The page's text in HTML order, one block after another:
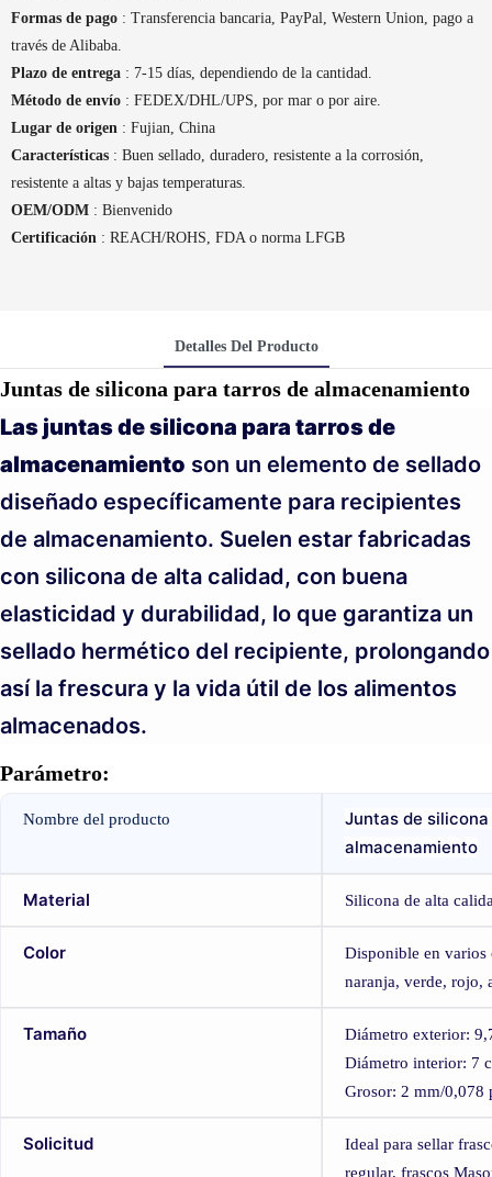
Formas de pago : Transferencia bancaria, PayPal, Western Union, pago a
través de Alibaba.
Plazo de entrega : 7-15 días, dependiendo de la cantidad.
Método de envío : FEDEX/DHL/UPS, por mar o por aire.
Lugar de origen : Fujian, China
Características : Buen sellado, duradero, resistente a la corrosión,
resistente a altas y bajas temperaturas.
OEM/ODM : Bienvenido
Certificación : REACH/ROHS, FDA o norma LFGB
Detalles Del Producto
Juntas de silicona para tarros de almacenamiento
Las juntas de silicona para tarros de
almacenamiento son un elemento de sellado
diseñado específicamente para recipientes
de almacenamiento. Suelen estar fabricadas
con silicona de alta calidad, con buena
elasticidad y durabilidad, lo que garantiza un
sellado hermético del recipiente, prolongando
así la frescura y la vida útil de los alimentos
almacenados.
Parámetro:
Nombre del producto
Juntas de
almacenamiento
Material Silicona de alta
Color
Disponible en
naranja, verde, rojo,
Tamaño
Diámetro exterior:
Diámetro interior: 7
Grosor: 2 mm/0,078
Solicitud
Ideal para sellar
regular, frascos